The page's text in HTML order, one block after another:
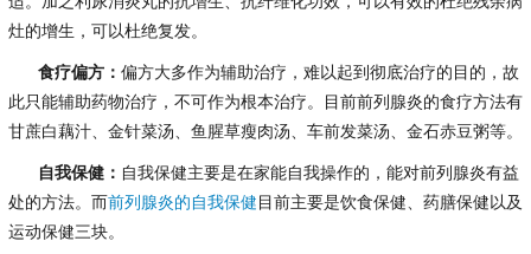
灶的增生，可以杜绝复发。
食疗偏方： 偏方大多作为辅助治疗，难以起到彻底治疗的目的，故
此只能辅助药物治疗，不可作为根本治疗。目前前列腺炎的食疗方法有
甘蔗白藕汁、金针菜汤、鱼腥草瘦肉汤、车前发菜汤、金石赤豆粥等。
自我保健： 自我保健主要是在家能自我操作的，能对前列腺炎有益
处的方法。而前列腺炎的自我保健 目前主要是饮食保健、药膳保健以及
运动保健三块。